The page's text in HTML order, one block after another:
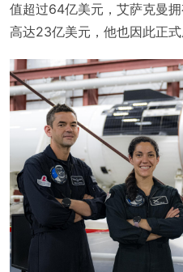
值超过64亿美元，艾萨克曼
高达23亿美元，他也因此正式